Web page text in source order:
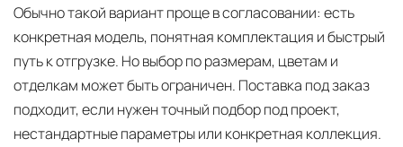
Обычно такой вариант проще в согласовании: есть
конкретная модель, понятная комплектация и быстрый
путь к отгрузке. Но выбор по размерам, цветам и
отделкам может быть ограничен. Поставка под заказ
подходит, если нужен точный подбор под проект,
нестандартные параметры или конкретная коллекция.